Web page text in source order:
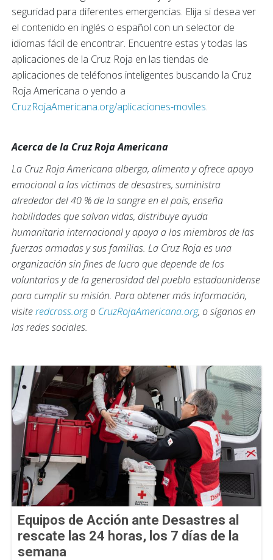
seguridad para diferentes emergencias. Elija si desea ver
el contenido en inglés o español con un selector de
idiomas fácil de encontrar. Encuentre estas y todas las
aplicaciones de la Cruz Roja en las tiendas de
aplicaciones de teléfonos inteligentes buscando la Cruz
Roja Americana o yendo a
CruzRojaAmericana.org/aplicaciones-moviles.
Acerca de la Cruz Roja Americana
La Cruz Roja Americana alberga, alimenta y ofrece apoyo
emocional a las víctimas de desastres, suministra
alrededor del 40 % de la sangre en el país, enseña
habilidades que salvan vidas, distribuye ayuda
humanitaria internacional y apoya a los miembros de las
fuerzas armadas y sus familias. La Cruz Roja es una
organización sin fines de lucro que depende de los
voluntarios y de la generosidad del pueblo estadounidense
para cumplir su misión. Para obtener más información,
visiteredcross.orgo CruzRojaAmericana.org, o síganos en
las redes sociales.
Equipos de Acción ante Desastres al
rescate las 24 horas, los 7 días de la
semana